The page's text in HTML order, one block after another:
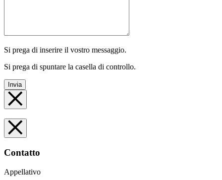
Si prega di inserire il vostro messaggio.
Si prega di spuntare la casella di controllo.
Invia
Contatto
Appellativo